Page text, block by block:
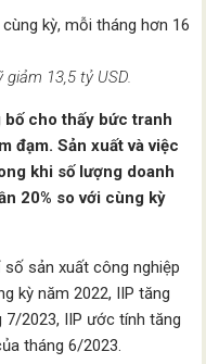
13,5 tỷ USD.
bố cho thấy bức tranh
đạm. Sản xuất và việc
khi số lượng doanh
20% so với cùng kỳ
sản xuất công nghiệp
kỳ năm 2022, IIP tăng
7/2023, IIP ước tính tăng
tháng 6/2023.